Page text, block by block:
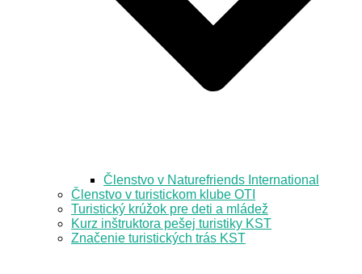
Členstvo v Naturefriends International
Členstvo v turistickom klube OTI
Turistický krúžok pre deti a mládež
Kurz inštruktora pešej turistiky KST
Značenie turistických trás KST